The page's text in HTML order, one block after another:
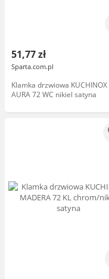
51,77 zł
Sparta.com.pl
Klamka drzwiowa KUCHINOX
AURA 72 WC nikiel satyna